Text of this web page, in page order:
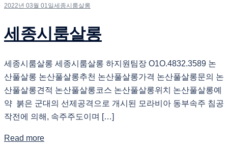
2022년 03월 01일세종시룸살롱
세종시룸살롱
세종시룸살롱 세종시룸살롱 하지원팀장 O1O.4832.3589 논
산풀살롱 논산풀살롱추천 논산풀살롱가격 논산풀살롱문의 논
산풀살롱견적 논산풀살롱코스 논산풀살롱위치 논산풀살롱예
약 붉은 군대의 선제공격으로 개시된 모라비아 동부속주 침공
작전에 의해, 속주주도이며 […]
Read more